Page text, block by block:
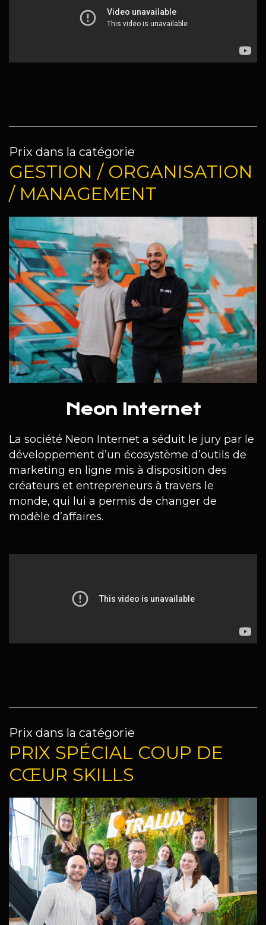
Prix dans la catégorie
GESTION / ORGANISATION
/ MANAGEMENT
Neon Internet
La société Neon Internet a séduit le jury par le
développement d’un écosystème d’outils de
marketing en ligne mis à disposition des
créateurs et entrepreneurs à travers le
monde, qui lui a permis de changer de
modèle d’affaires.
Prix dans la catégorie
PRIX SPÉCIAL COUP DE
CŒUR SKILLS